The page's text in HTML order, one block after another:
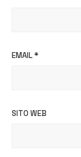
EMAIL*
SITO WEB